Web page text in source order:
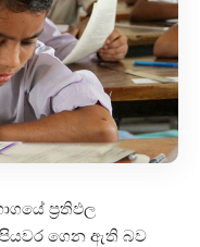
ප්‍රතිඵල
ගෙන ඇති බව